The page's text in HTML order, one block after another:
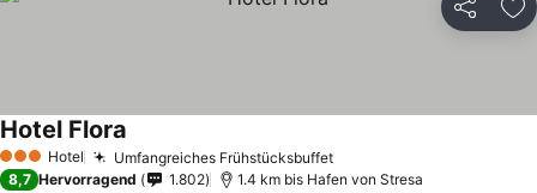
Teilen
3 SterneHotel Umfangreiches Frühstücksbuffet
Hotel Flora
8,7 Hervorragend 1.802 1.4 km bis Hafen von Stresa